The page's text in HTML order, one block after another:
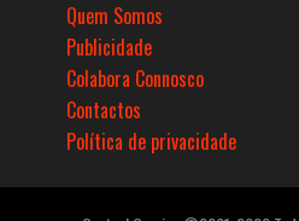
Quem Somos
Publicidade
Colabora Connosco
Contactos
Política de privacidade